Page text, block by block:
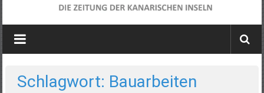
Wochenblatt
die
Kanarischen
Schlagwort: Bauarbeiten